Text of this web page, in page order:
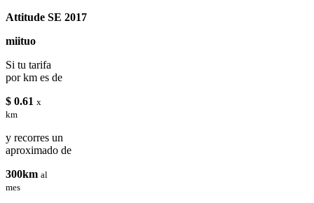
Attitude SE 2017
miituo
Si tu tarifa
por km es de
$ 0.61 x
km
y recorres un
aproximado de
300km al
mes